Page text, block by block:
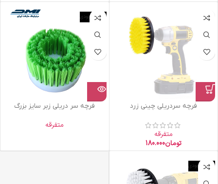
فرچه سردریلی چینی زرد
متفرقه
تومان180.000
اتمام موجودی
فرچه سر دریلی زبر سایز بزرگ
متفرقه
اتمام موجودی